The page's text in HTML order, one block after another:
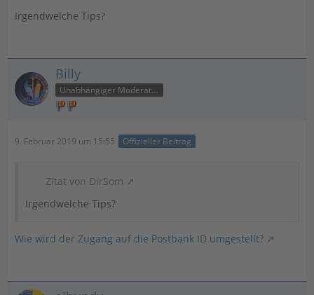
Irgendwelche Tips?
Billy
Unabhängiger Moderator
9. Februar 2019 um 15:55 Offizieller Beitrag
Zitat von DirSom
Irgendwelche Tips?
Wie wird der Zugang auf die Postbank ID umgestellt?